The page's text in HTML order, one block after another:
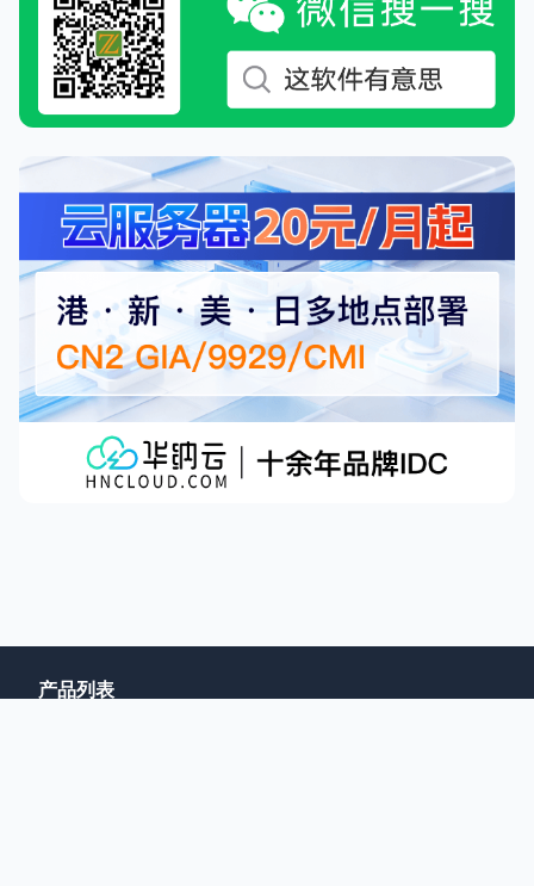
产品列表